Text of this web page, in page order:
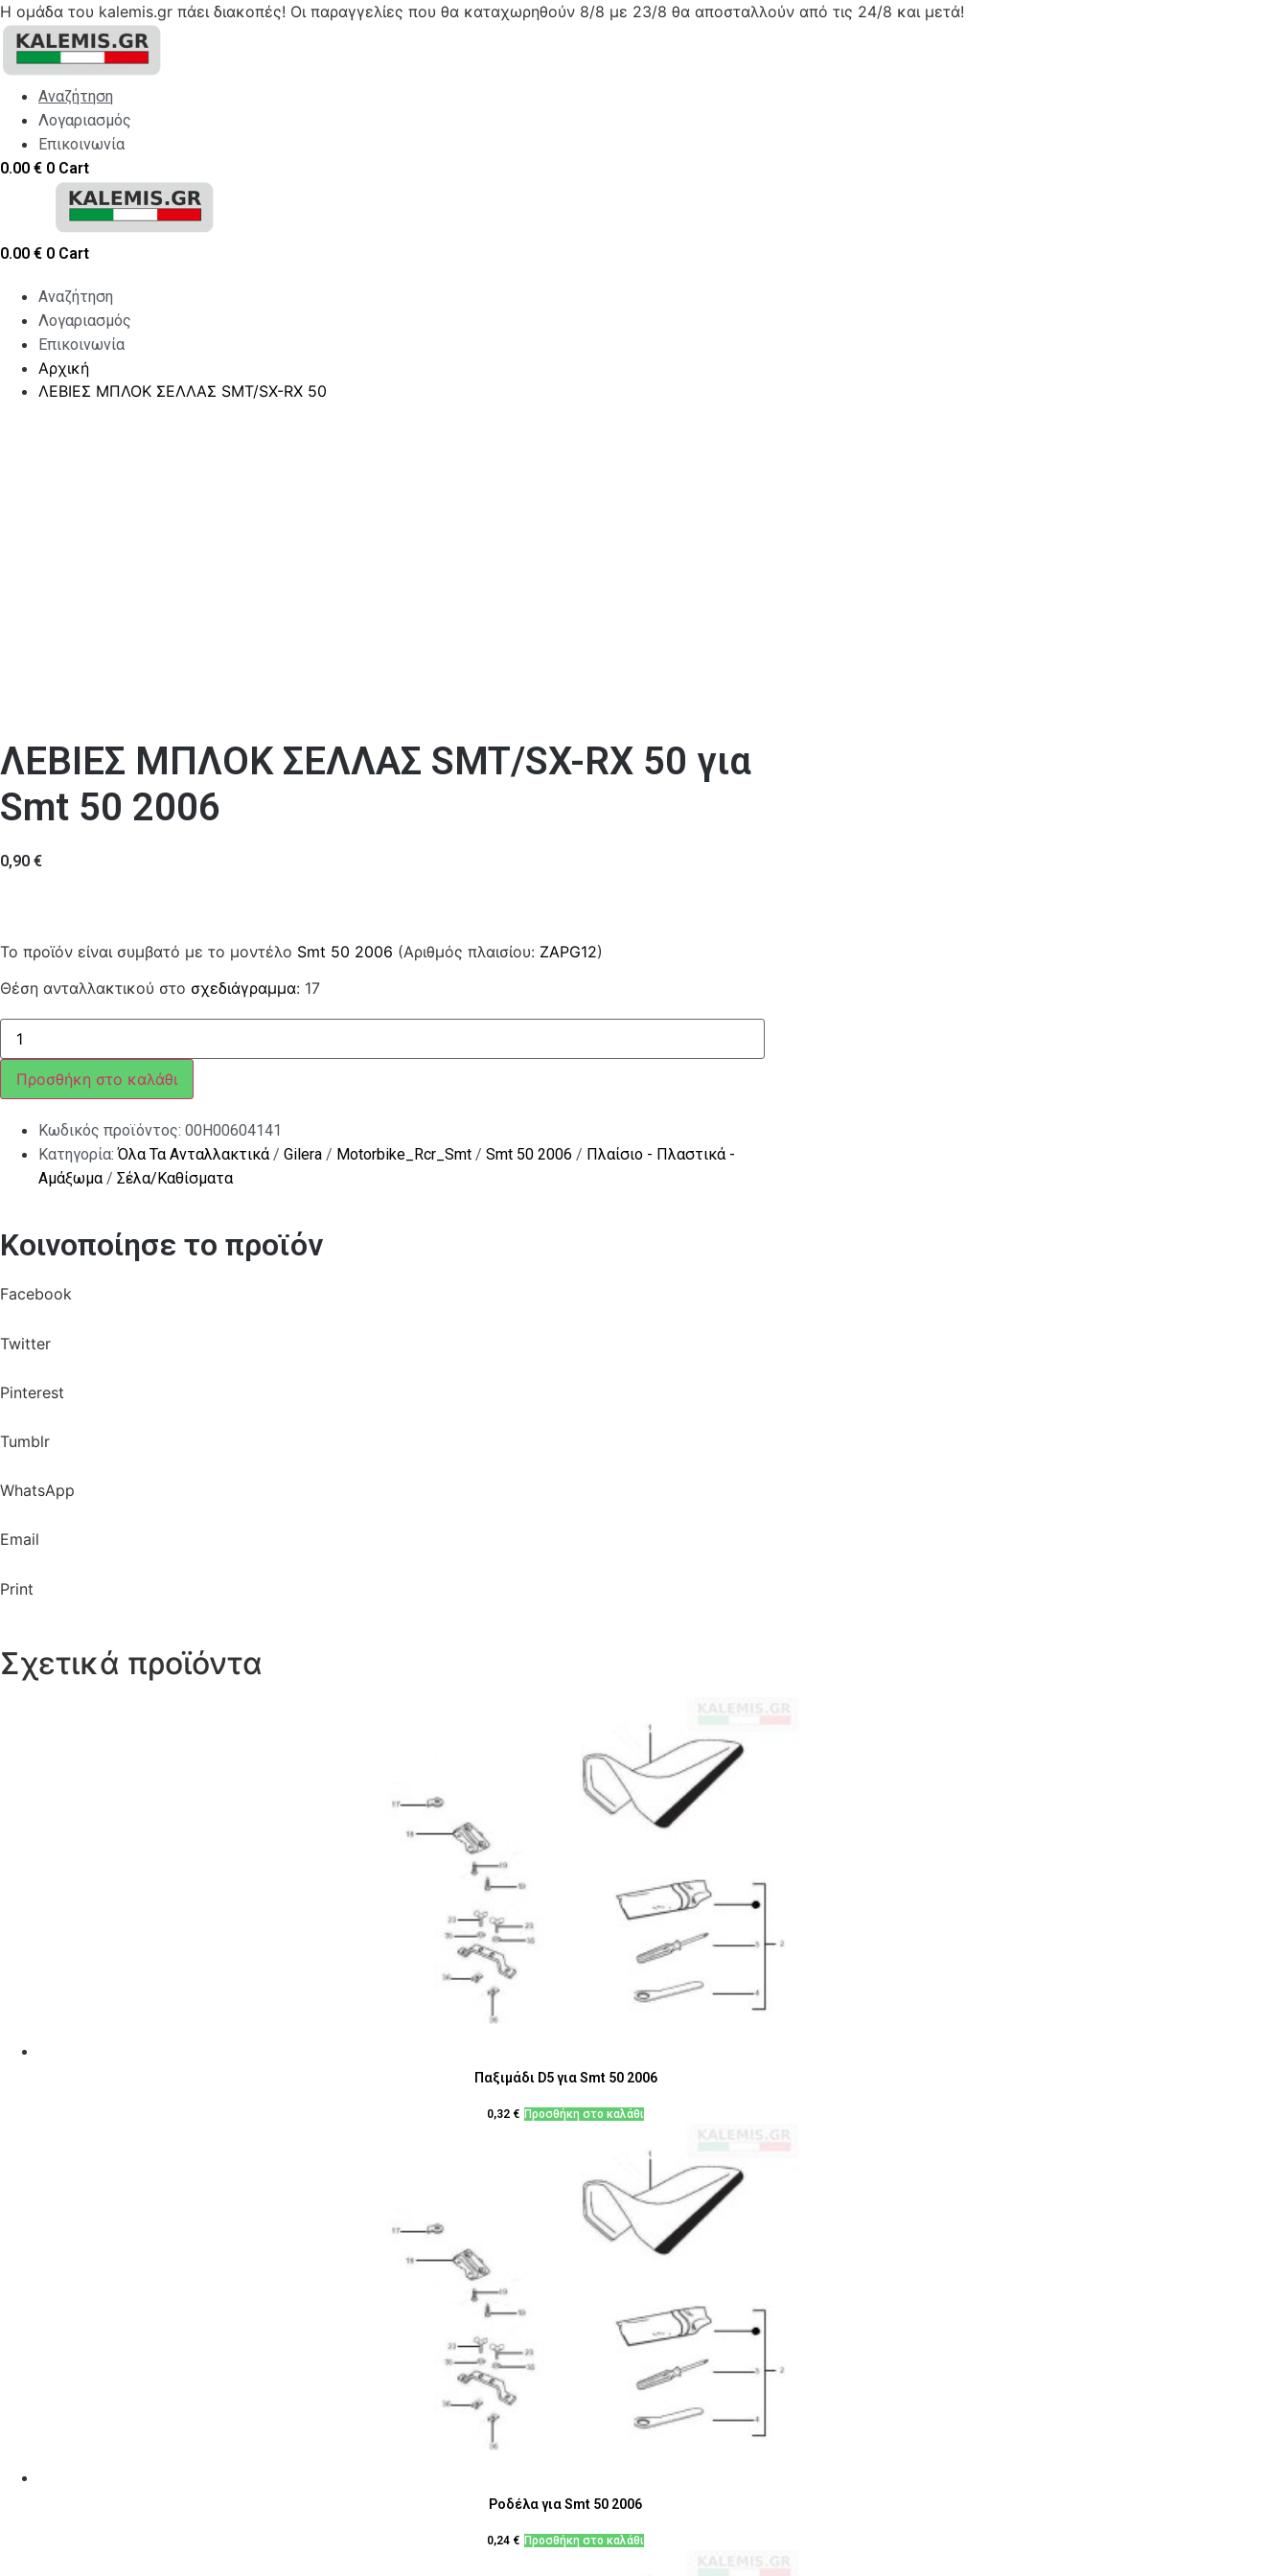
Η ομάδα του kalemis.gr πάει διακοπές! Οι παραγγελίες που θα καταχωρηθούν 8/8 με 23/8 θα αποσταλλούν από τις 24/8 και μετά!
Skip
content
Αναζήτηση
Λογαριασμός
Επικοινωνία
0.00 € 0 Cart
0.00 € 0 Cart
Αναζήτηση
Λογαριασμός
Επικοινωνία
Αρχική
ΛΕΒΙΕΣ ΜΠΛΟΚ ΣΕΛΛΑΣ SMT/SX-RX 50
ΛΕΒΙΕΣ ΜΠΛΟΚ ΣΕΛΛΑΣ SMT/SX-RX 50 για
Smt 50 2006
0,90 €
Το προϊόν είναι συμβατό με το μοντέλο Smt 50 2006 (Αριθμός πλαισίου: ZAPG12)
Θέση ανταλλακτικού στο σχεδιάγραμμα: 17
ΛΕΒΙΕΣ
ΜΠΛΟΚ
ΣΕΛΛΑΣ
SMT/SX-
RX
50
Προσθήκη στο καλάθι
Κωδικός προϊόντος: 00H00604141
Κατηγορία:Όλα Τα Ανταλλακτικά/ Gilera / Motorbike_Rcr_Smt / Smt 50 2006 / Πλαίσιο - Πλαστικά -
Αμάξωμα/ Σέλα/Καθίσματα
Κοινοποίησε το προϊόν
Facebook
Twitter
Pinterest
Tumblr
WhatsApp
Email
Print
Σχετικά προϊόντα
Παξιμάδι D5 για Smt 50 2006
0,32 € Προσθήκη στο καλάθι
Ροδέλα για Smt 50 2006
0,24 € Προσθήκη στο καλάθι